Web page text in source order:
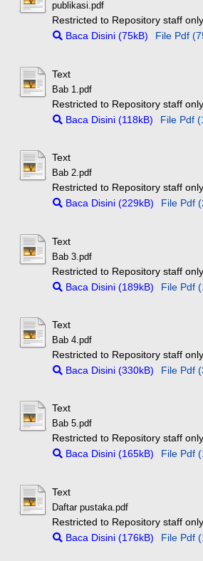
publikasi.pdf
Restricted to Repository staff only
Baca Disini (75kB)
File Pdf
Text
Bab 1.pdf
Restricted to Repository staff only
Baca Disini (118kB)
File Pdf
Text
Bab 2.pdf
Restricted to Repository staff only
Baca Disini (229kB)
File Pdf
Text
Bab 3.pdf
Restricted to Repository staff only
Baca Disini (189kB)
File Pdf
Text
Bab 4.pdf
Restricted to Repository staff only
Baca Disini (330kB)
File Pdf
Text
Bab 5.pdf
Restricted to Repository staff only
Baca Disini (165kB)
File Pdf
Text
Daftar pustaka.pdf
Restricted to Repository staff only
Baca Disini (176kB)
File Pdf